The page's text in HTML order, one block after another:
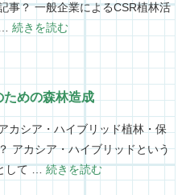
事？ 一般企業によるCSR植林活
…続きを読む
ための森林造成
カシア・ハイブリッド植林・保
アカシア・ハイブリッドという
して …続きを読む